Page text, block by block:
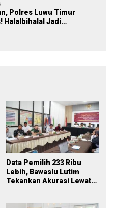
Polres Luwu Timur
Halalbihalal Jadi
Data Pemilih 233 Ribu
Lebih, Bawaslu Lutim
Tekankan Akurasi Lewat